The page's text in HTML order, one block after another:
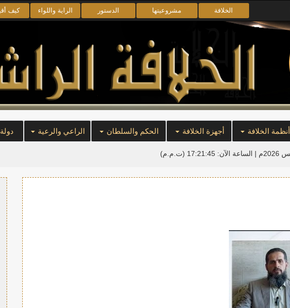
الخلافة مشروعيتها الدستور الراية واللواء كيف
أنظمة الخلافة أجهزة الخلافة الحكم والسلطان الراعي والرعية
الساعة الآن: 17:21:45 (ت.م.م)